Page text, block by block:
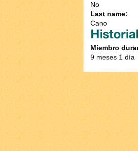
No
Last name:
Cano
Historial
Miembro
9 meses 1 día